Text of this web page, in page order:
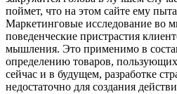
поймет, что на этом сайте ему
Маркетинговые исследование во
поведенческие пристрастия
мышления. Это применимо в
определению товаров,
сейчас и в будущем, разработке
недостаточно для создания